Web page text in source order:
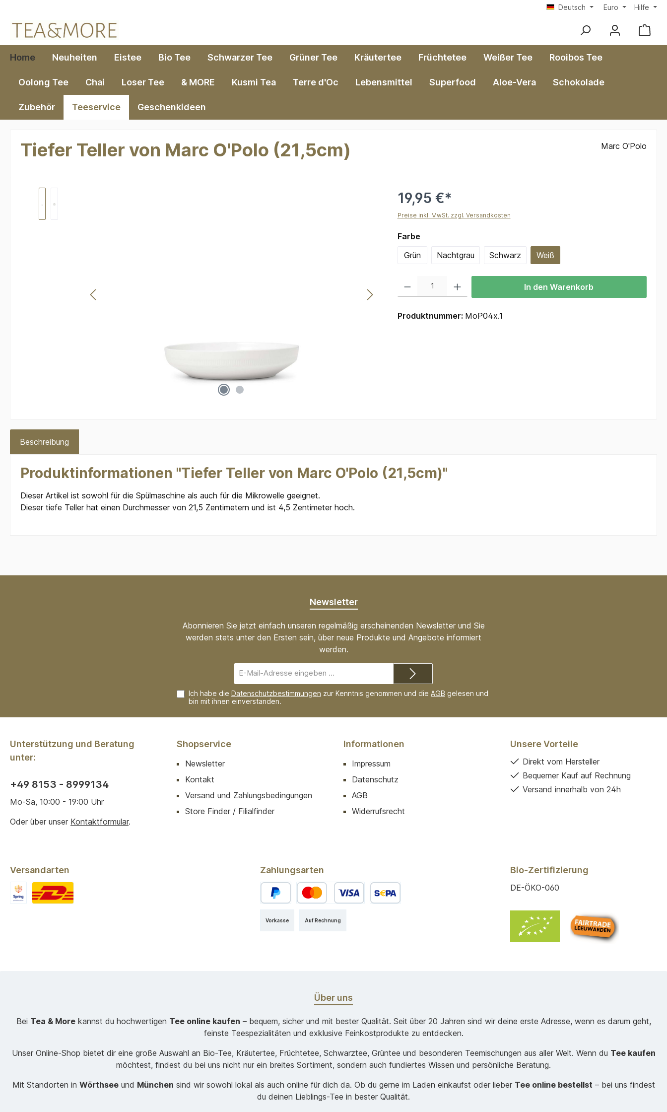
Deutsch Euro Hilfe
Home Neuheiten Eistee Bio Tee Schwarzer Tee Grüner Tee Kräutertee Früchtetee Weißer Tee Rooibos Tee
Oolong Tee Chai Loser Tee & MORE Kusmi Tea Terre d'Oc Lebensmittel Superfood Aloe-Vera Schokolade
Zubehör Teeservice Geschenkideen
Tiefer Teller von Marc O'Polo (21,5cm) Marc O'Polo
19,95 €*
Preise inkl. MwSt. zzgl. Versandkosten
Farbeauswählen
Grün
Nachtgrau Schwarz Weiß
In den Warenkorb
Produktnummer: MoP04x.1
Beschreibung
Produktinformationen "Tiefer Teller von Marc O'Polo (21,5cm)"
Dieser Artikel ist sowohl für die Spülmaschine als auch für die Mikrowelle geeignet.
Dieser tiefe Teller hat einen Durchmesser von 21,5 Zentimetern und ist 4,5 Zentimeter hoch.
Newsletter
Abonnieren Sie jetzt einfach unseren regelmäßig erscheinenden Newsletter und Sie
werden stets unter den Ersten sein, über neue Produkte und Angebote informiert
werden.
Mail-
Adresse*
Ich habe die Datenschutzbestimmungen zur Kenntnis genommen und die AGB gelesen und
bin mit ihnen einverstanden.
Unterstützung und Beratung
unter:
+49 8153 - 8999134
Mo-Sa, 10:00 - 19:00 Uhr
Oder über unser Kontaktformular.
Shopservice
Newsletter
Kontakt
Versand und Zahlungsbedingungen
Store Finder / Filialfinder
Informationen
Impressum
Datenschutz
AGB
Widerrufsrecht
Unsere Vorteile
Direkt vom Hersteller
Bequemer Kauf auf Rechnung
Versand innerhalb von 24h
Versandarten Zahlungsarten
Auf Rechnung
Vorkasse
Bio-Zertifizierung
DE-ÖKO-060
Über uns
Bei Tea & Morekannst du hochwertigen Tee online kaufen – bequem, sicher und mit bester Qualität. Seit über 20 Jahren sind wir deine erste Adresse, wenn es darum geht,
feinste Teespezialitäten und exklusive Feinkostprodukte zu entdecken.
Unser Online-Shop bietet dir eine große Auswahl an Bio-Tee, Kräutertee, Früchtetee, Schwarztee, Grüntee und besonderen Teemischungen aus aller Welt. Wenn du Tee kaufen
möchtest, findest du bei uns nicht nur ein breites Sortiment, sondern auch fundiertes Wissen und persönliche Beratung.
Mit Standorten in Wörthseeund München sind wir sowohl lokal als auch online für dich da. Ob du gerne im Laden einkaufst oder lieber Tee online bestellst – bei uns findest
du deinen Lieblings-Tee in bester Qualität.